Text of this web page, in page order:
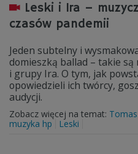
Leski i Ira –
czasów pandemii
Jeden subtelny i
domieszką ballad – takie
i grupy Ira. O tym, jak
opowiedzieli ich twórcy,
audycji.
Zobacz więcej na temat:
muzyka hp
Leski